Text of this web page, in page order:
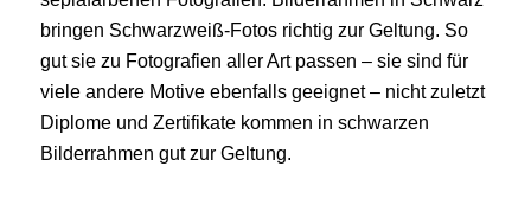
bringen Schwarzweiß-Fotos richtig zur Geltung. So
gut sie zu Fotografien aller Art passen – sie sind für
viele andere Motive ebenfalls geeignet – nicht zuletzt
Diplome und Zertifikate kommen in schwarzen
Bilderrahmen gut zur Geltung.